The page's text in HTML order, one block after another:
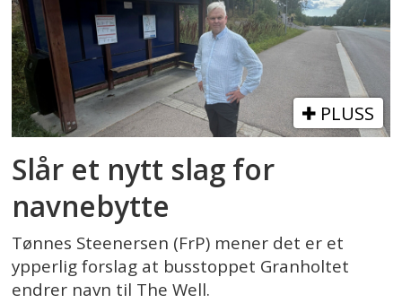
PLUSS
Slår et nytt slag for
navnebytte
Tønnes Steenersen (FrP) mener det er et
ypperlig forslag at busstoppet Granholtet
endrer navn til The Well.